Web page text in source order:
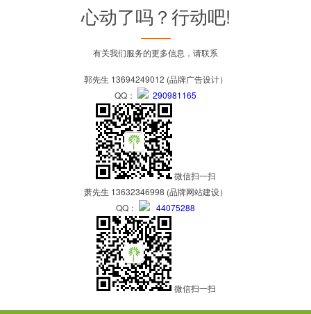
心动了吗？行动吧!
有关我们服务的更多信息，请联系
郭先生 13694249012 (品牌广告设计）
QQ：
290981165
微信扫一扫
萧先生 13632346998 (品牌网站建设）
QQ：
44075288
微信扫一扫